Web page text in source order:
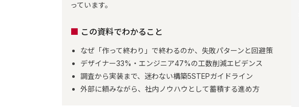
っています。
この資料でわかること
なぜ「作って終わり」で終わるのか、失敗パターンと回避策
デザイナー33%・エンジニア47%の工数削減エビデンス
調査から実装まで、迷わない構築5STEPガイドライン
外部に頼みながら、社内ノウハウとして蓄積する進め方